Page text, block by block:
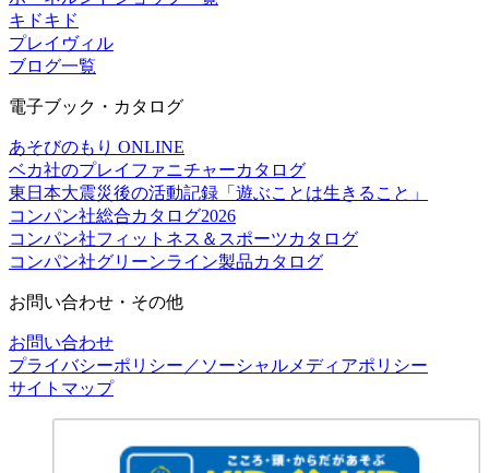
キドキド
プレイヴィル
ブログ一覧
電子ブック・カタログ
あそびのもり ONLINE
ベカ社のプレイファニチャーカタログ
東日本大震災後の活動記録「遊ぶことは生きること」
コンパン社総合カタログ2026
コンパン社フィットネス＆スポーツカタログ
コンパン社グリーンライン製品カタログ
お問い合わせ・その他
お問い合わせ
プライバシーポリシー／ソーシャルメディアポリシー
サイトマップ